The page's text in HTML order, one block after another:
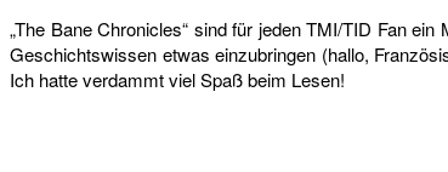
„The Bane Chronicles“ sind für jeden TMI/TID Fan
Geschichtswissen etwas einzubringen (hallo,
Ich hatte verdammt viel Spaß beim Lesen!